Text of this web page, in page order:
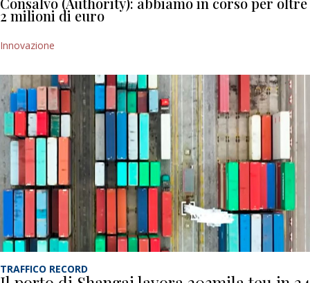
2 milioni di euro
Innovazione
TRAFFICO RECORD